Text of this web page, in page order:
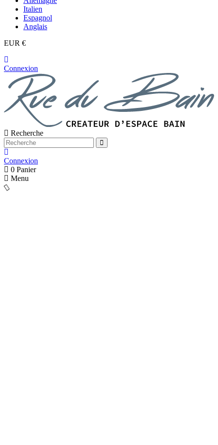
Italien
Espagnol
Anglais
EUR €
Connexion
Recherche
Connexion
0 Panier
Menu